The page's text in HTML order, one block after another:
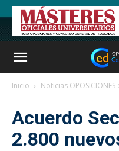
Inicio Noticias
Acuerdo
2.800